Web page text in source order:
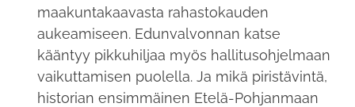
maakuntakaavasta rahastokauden
aukeamiseen. Edunvalvonnan katse
kääntyy pikkuhiljaa myös hallitusohjelmaan
vaikuttamisen puolella. Ja mikä piristävintä,
historian ensimmäinen Etelä-Pohjanmaan